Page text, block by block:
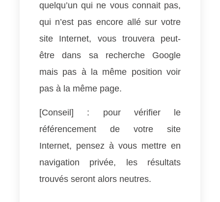
quelqu’un qui ne vous connait pas,
qui n’est pas encore allé sur votre
site Internet, vous trouvera peut-
être dans sa recherche Google
mais pas à la même position voir
pas à la même page.
[Conseil] : pour vérifier le
référencement de votre site
Internet, pensez à vous mettre en
navigation privée, les résultats
trouvés seront alors neutres.